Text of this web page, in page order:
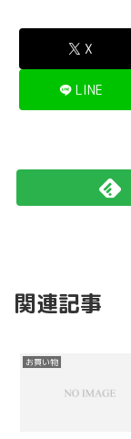
X
LINE
関連記事
お買い物